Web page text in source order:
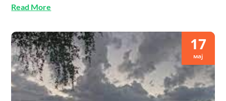
Read More
17
мај